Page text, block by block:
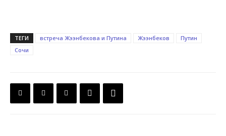
ТЕГИ встреча Жээнбекова и Путина Жээнбеков
Путин
Сочи